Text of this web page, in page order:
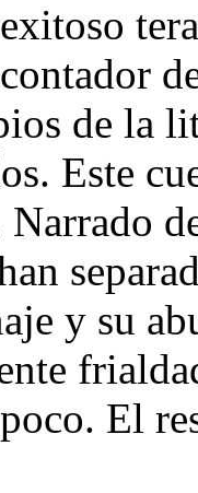
de la
Este
y su
El